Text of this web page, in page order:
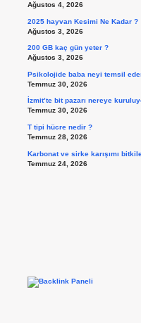
Ağustos 4, 2026
2025 hayvan Kesimi Ne Kadar ?
Ağustos 3, 2026
200 GB kaç gün yeter ?
Ağustos 3, 2026
Psikolojide baba neyi temsil
Temmuz 30, 2026
İzmit’te bit pazarı nereye
Temmuz 30, 2026
T tipi hücre nedir ?
Temmuz 28, 2026
Karbonat ve sirke karışımı
Temmuz 24, 2026